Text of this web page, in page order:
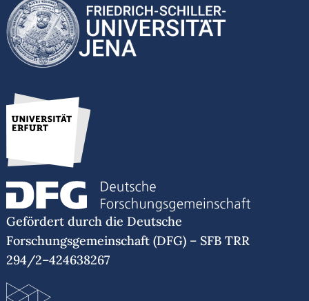
Gefördert durch die Deutsche
Forschungsgemeinschaft (DFG) – SFB TRR
294/2–424638267